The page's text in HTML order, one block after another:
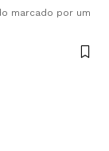
marcado por um